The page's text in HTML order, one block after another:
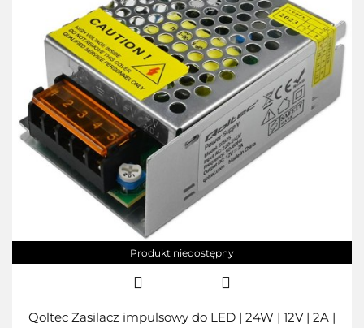
Produkt niedostępny
Qoltec Zasilacz impulsowy do LED | 24W | 12V | 2A |